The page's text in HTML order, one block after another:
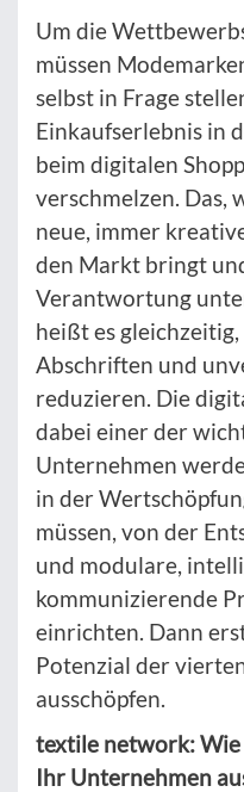
Um die
müssen
selbst in Frage
Einkaufserlebnis in
beim digitalen
verschmelzen. Das,
neue, immer
den Markt bringt
Verantwortung
heißt es gleichzeitig,
Abschriften und
reduzieren. Die
dabei einer der
Unternehmen
in der
müssen, von der
und modulare,
kommunizierende
einrichten. Dann
Potenzial der
ausschöpfen.
textile network:
Ihr Unternehmen